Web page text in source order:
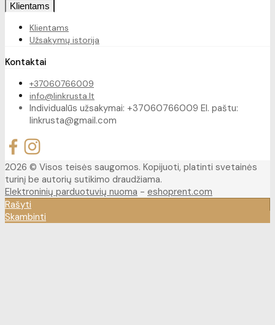
Klientams
Klientams
Užsakymų istorija
Kontaktai
+37060766009
info@linkrusta.lt
Individualūs užsakymai: +37060766009 El. paštu:
linkrusta@gmail.com
2026 © Visos teisės saugomos. Kopijuoti, platinti svetainės
turinį be autorių sutikimo draudžiama.
Elektroninių parduotuvių nuoma - eshoprent.com
Rašyti
Skambinti